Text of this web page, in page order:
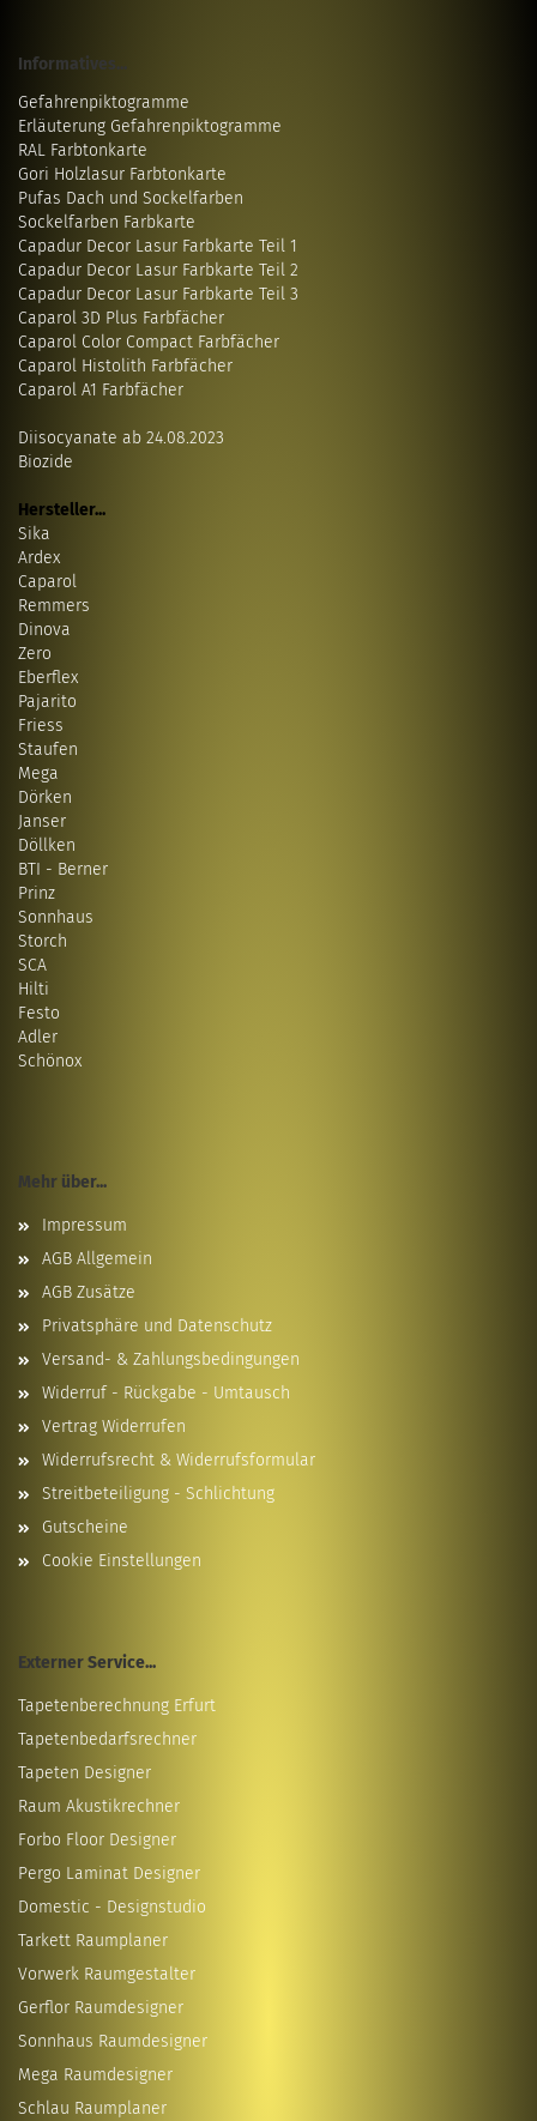
Informatives...
Gefahrenpiktogramme
Erläuterung Gefahrenpiktogramme
RAL Farbtonkarte
Gori Holzlasur Farbtonkarte
Pufas Dach und Sockelfarben
Sockelfarben Farbkarte
Capadur Decor Lasur Farbkarte Teil 1
Capadur Decor Lasur Farbkarte Teil 2
Capadur Decor Lasur Farbkarte Teil 3
Caparol 3D Plus Farbfächer
Caparol Color Compact Farbfächer
Caparol Histolith Farbfächer
Caparol A1 Farbfächer
Diisocyanate ab 24.08.2023
Biozide
Hersteller...
Sika
Ardex
Caparol
Remmers
Dinova
Zero
Eberflex
Pajarito
Friess
Staufen
Mega
Dörken
Janser
Döllken
BTI - Berner
Prinz
Sonnhaus
Storch
SCA
Hilti
Festo
Adler
Schönox
Mehr über...
Impressum
AGB Allgemein
AGB Zusätze
Privatsphäre und Datenschutz
Versand- & Zahlungsbedingungen
Widerruf - Rückgabe - Umtausch
Vertrag Widerrufen
Widerrufsrecht & Widerrufsformular
Streitbeteiligung - Schlichtung
Gutscheine
Cookie Einstellungen
Externer Service...
Tapetenberechnung Erfurt
Tapetenbedarfsrechner
Tapeten Designer
Raum Akustikrechner
Forbo Floor Designer
Pergo Laminat Designer
Domestic - Designstudio
Tarkett Raumplaner
Vorwerk Raumgestalter
Gerflor Raumdesigner
Sonnhaus Raumdesigner
Mega Raumdesigner
Schlau Raumplaner